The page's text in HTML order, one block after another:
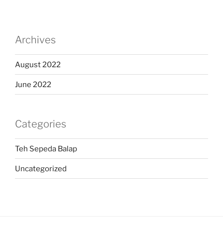
Archives
August 2022
June 2022
Categories
Teh Sepeda Balap
Uncategorized